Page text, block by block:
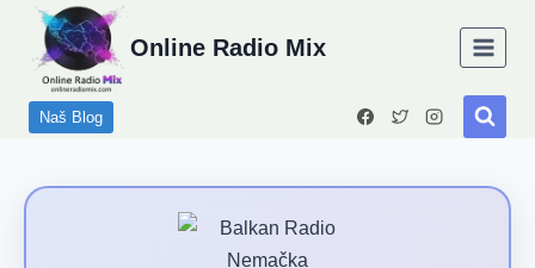
content
Online Radio Mix
Naš Blog